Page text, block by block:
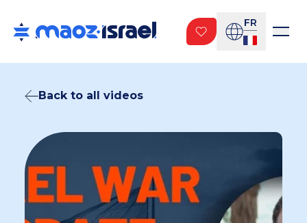
FR
Back to all videos